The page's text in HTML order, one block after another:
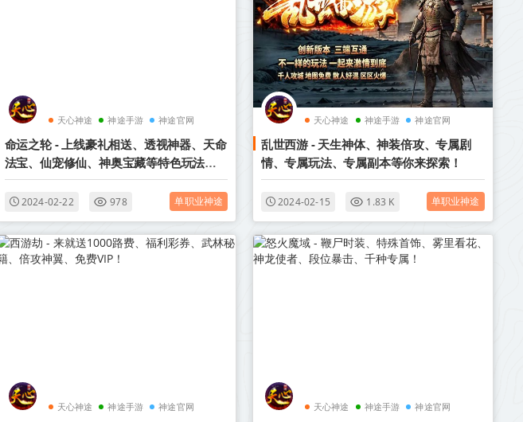
天心神途 神途手游 神途官网
命运之轮 - 上线豪礼相送、透视神器、天命
法宝、仙宠修仙、神奥宝藏等特色玩法邀
你来战！
2024-02-22 978 单职业神途
天心神途 神途手游 神途官网
乱世西游 - 天生神体、神装倍攻、专属剧
情、专属玩法、专属副本等你来探索！
2024-02-15 1.83 K 单职业神途
天心神途 神途手游 神途官网 天心神途 神途手游 神途官网